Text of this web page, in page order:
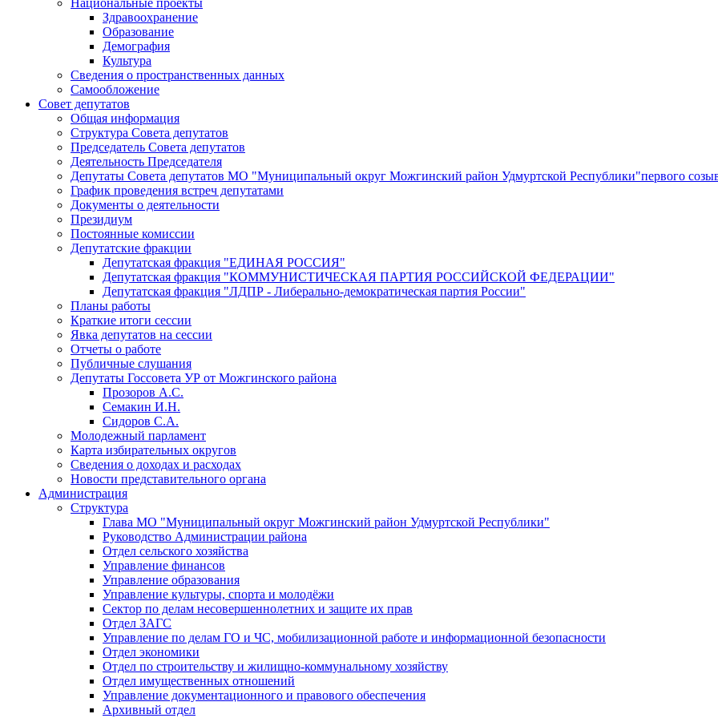
Здравоохранение
Образование
Демография
Культура
Сведения о пространственных данных
Самообложение
Совет депутатов
Общая информация
Структура Совета депутатов
Председатель Совета депутатов
Деятельность Председателя
Депутаты Совета депутатов МО "Муниципальный округ Можгинский район Удмуртской Республики"первого
График проведения встреч депутатами
Документы о деятельности
Президиум
Постоянные комиссии
Депутатские фракции
Депутатская фракция "ЕДИНАЯ РОССИЯ"
Депутатская фракция "КОММУНИСТИЧЕСКАЯ ПАРТИЯ РОССИЙСКОЙ ФЕДЕРАЦИИ"
Депутатская фракция "ЛДПР - Либерально-демократическая партия России"
Планы работы
Краткие итоги сессии
Явка депутатов на сессии
Отчеты о работе
Публичные слушания
Депутаты Госсовета УР от Можгинского района
Прозоров А.С.
Семакин И.Н.
Сидоров С.А.
Молодежный парламент
Карта избирательных округов
Сведения о доходах и расходах
Новости представительного органа
Администрация
Структура
Глава МО "Муниципальный округ Можгинский район Удмуртской Республики"
Руководство Администрации района
Отдел сельского хозяйства
Управление финансов
Управление образования
Управление культуры, спорта и молодёжи
Сектор по делам несовершеннолетних и защите их прав
Отдел ЗАГС
Управление по делам ГО и ЧС, мобилизационной работе и информационной безопасности
Отдел экономики
Отдел по строительству и жилищно-коммунальному хозяйству
Отдел имущественных отношений
Управление документационного и правового обеспечения
Архивный отдел